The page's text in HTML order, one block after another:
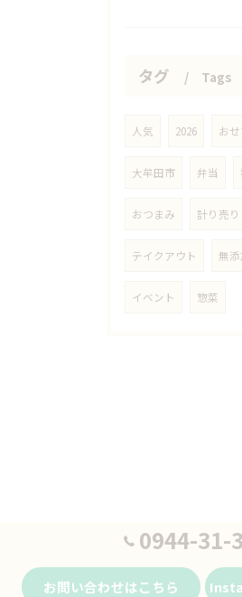
タグ Tags
人気 2026 おせ
大牟田市 弁当
おつまみ 計り売り
テイクアウト 無添
イベント 惣菜
0944-31-
お問い合わせはこちら